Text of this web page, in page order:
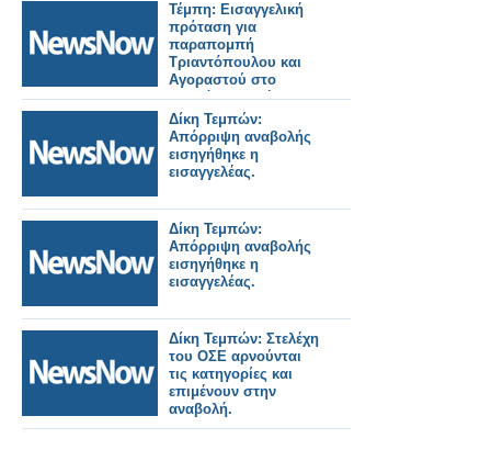
Τέμπη: Εισαγγελική
πρόταση για
παραπομπή
Τριαντόπουλου και
Αγοραστού στο
Ειδικό Δικαστήριο.
Δίκη Τεμπών:
Απόρριψη αναβολής
εισηγήθηκε η
εισαγγελέας.
Δίκη Τεμπών:
Απόρριψη αναβολής
εισηγήθηκε η
εισαγγελέας.
Δίκη Τεμπών: Στελέχη
του ΟΣΕ αρνούνται
τις κατηγορίες και
επιμένουν στην
αναβολή.